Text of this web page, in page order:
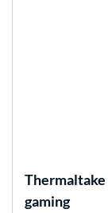
Thermaltake
gaming